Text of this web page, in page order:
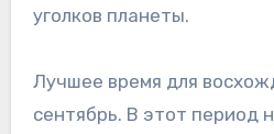
уголков планеты.
Лучшее время для
сентябрь. В этот период